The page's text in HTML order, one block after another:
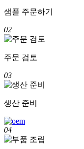
샘플 주문하기
02
주문 검토
03
생산 준비
04